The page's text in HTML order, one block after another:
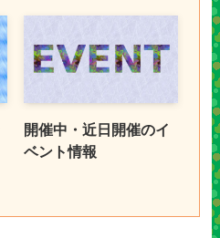
開催中・近日開催のイ
ベント情報